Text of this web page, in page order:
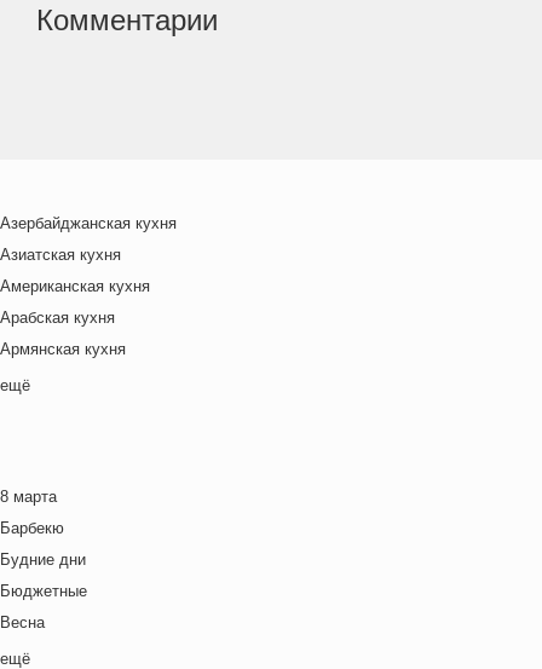
Комментарии
Азербайджанская кухня
Азиатская кухня
Американская кухня
Арабская кухня
Армянская кухня
Белорусская
Венгерская кухня
Греческая кухня
Грузинская кухня
Еврейская кухня
Европейская кухня
Индийская кухня
ещё
8 марта
Барбекю
Будние дни
Бюджетные
Весна
Выходные дни
ещё